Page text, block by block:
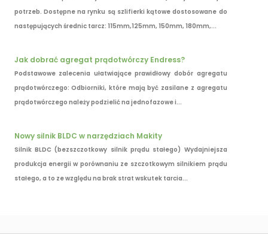
potrzeb. Dostępne na rynku są szlifierki kątowe dostosowane do
następujących średnic tarcz: 115mm,125mm, 150mm, 180mm,...
Jak dobrać agregat prądotwórczy Endress?
Podstawowe zalecenia ułatwiające prawidłowy dobór agregatu
prądotwórczego: Odbiorniki, które mają być zasilane z agregatu
prądotwórczego należy podzielić na jednofazowe i...
Nowy silnik BLDC w narzędziach Makity
Silnik BLDC (bezszczotkowy silnik prądu stałego) Wydajniejsza
produkcja energii w porównaniu ze szczotkowym silnikiem prądu
stałego, a to ze względu na brak strat wskutek tarcia...